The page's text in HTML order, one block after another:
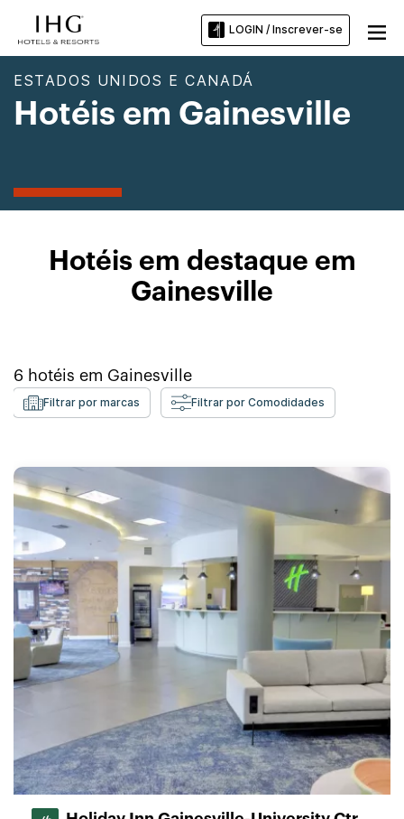
LOGIN / Inscrever-se
ESTADOS UNIDOS E CANADÁ
Hotéis em Gainesville
Hotéis em destaque em
Gainesville
6 hotéis em Gainesville
Filtrar por marcas Filtrar por Comodidades